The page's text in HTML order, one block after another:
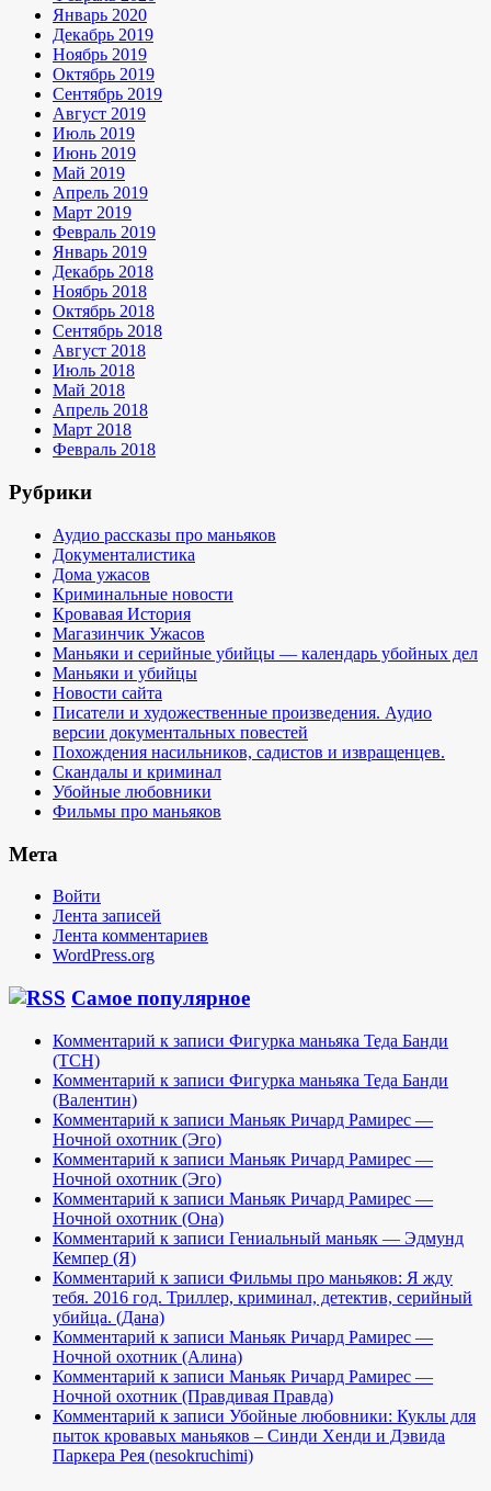
Январь 2020
Декабрь 2019
Ноябрь 2019
Октябрь 2019
Сентябрь 2019
Август 2019
Июль 2019
Июнь 2019
Май 2019
Апрель 2019
Март 2019
Февраль 2019
Январь 2019
Декабрь 2018
Ноябрь 2018
Октябрь 2018
Сентябрь 2018
Август 2018
Июль 2018
Май 2018
Апрель 2018
Март 2018
Февраль 2018
Рубрики
Аудио рассказы про маньяков
Документалистика
Дома ужасов
Криминальные новости
Кровавая История
Магазинчик Ужасов
Маньяки и серийные убийцы — календарь убойных дел
Маньяки и убийцы
Новости сайта
Писатели и художественные произведения. Аудио
версии документальных повестей
Похождения насильников, садистов и извращенцев.
Скандалы и криминал
Убойные любовники
Фильмы про маньяков
Мета
Войти
Лента записей
Лента комментариев
WordPress.org
Самое популярное
Комментарий к записи Фигурка маньяка Теда Банди
(TCH)
Комментарий к записи Фигурка маньяка Теда Банди
(Валентин)
Комментарий к записи Маньяк Ричард Рамирес —
Ночной охотник (Эго)
Комментарий к записи Маньяк Ричард Рамирес —
Ночной охотник (Эго)
Комментарий к записи Маньяк Ричард Рамирес —
Ночной охотник (Она)
Комментарий к записи Гениальный маньяк — Эдмунд
Кемпер (Я)
Комментарий к записи Фильмы про маньяков: Я жду
тебя. 2016 год. Триллер, криминал, детектив, серийный
убийца. (Дана)
Комментарий к записи Маньяк Ричард Рамирес —
Ночной охотник (Алина)
Комментарий к записи Маньяк Ричард Рамирес —
Ночной охотник (Правдивая Правда)
Комментарий к записи Убойные любовники: Куклы для
пыток кровавых маньяков – Синди Хенди и Дэвида
Паркера Рея (nesokruchimi)